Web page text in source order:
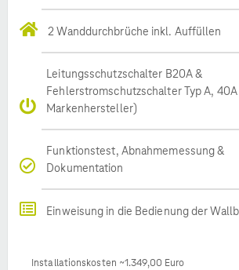
2 Wanddurchbrüche inkl. Auffüllen
Leitungsschutzschalter B20A &
Fehlerstromschutzschalter Typ A,
Markenhersteller)
Funktionstest, Abnahmemessung &
Dokumentation
Einweisung in die Bedienung der
Installationskosten ~1.349,00 Euro